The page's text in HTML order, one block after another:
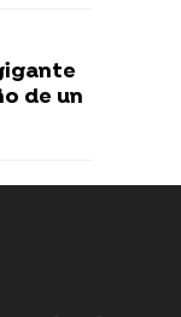
de un